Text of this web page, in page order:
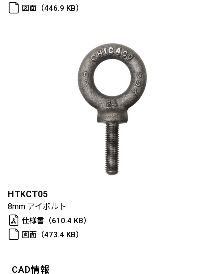
図面（446.9 KB）
HTKCT05
8mm アイボルト
仕様書（610.4 KB）
図面（473.4 KB）
CAD情報